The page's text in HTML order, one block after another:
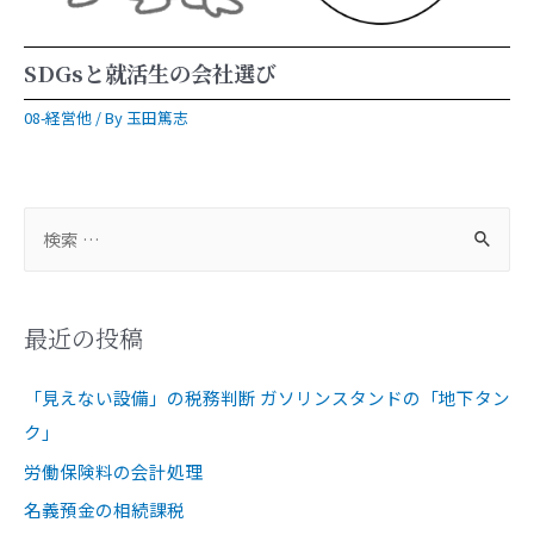
SDGsと就活生の会社選び
08-経営他 / By玉田篤志
最近の投稿
「見えない設備」の税務判断 ガソリンスタンドの「地下タン
ク」
労働保険料の会計処理
名義預金の相続課税